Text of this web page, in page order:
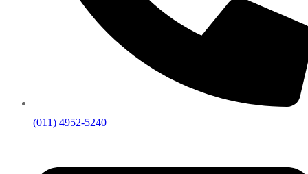
(011) 4952-5240